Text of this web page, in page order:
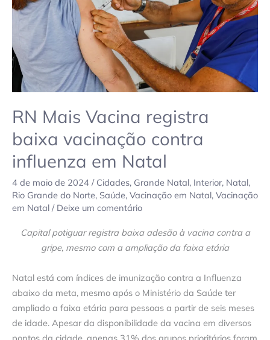
RN Mais Vacina registra
baixa vacinação contra
influenza em Natal
4 de maio de 2024 / Cidades, Grande Natal, Interior, Natal,
Rio Grande do Norte, Saúde, Vacinação em Natal, Vacinação
em Natal / Deixe um comentário
Capital potiguar registra baixa adesão à vacina contra a
gripe, mesmo com a ampliação da faixa etária
Natal está com índices de imunização contra a Influenza
abaixo da meta, mesmo após o Ministério da Saúde ter
ampliado a faixa etária para pessoas a partir de seis meses
de idade. Apesar da disponibilidade da vacina em diversos
contra
influenza
Natal